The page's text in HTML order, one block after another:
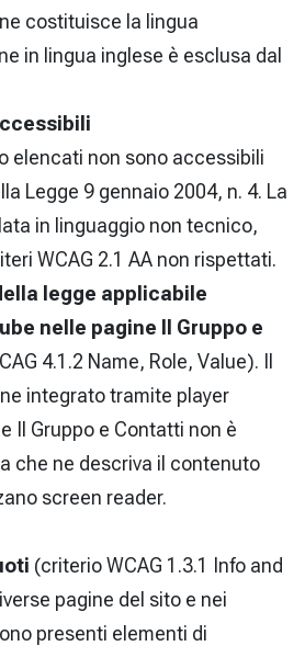
costituisce la lingua
in lingua inglese è esclusa dal
elencati non sono accessibili
Legge 9 gennaio 2004, n. 4. La
in linguaggio non tecnico,
WCAG 2.1 AA non rispettati.
legge applicabile
nelle pagine Il Gruppo e
4.1.2 Name, Role, Value). Il
integrato tramite player
Il Gruppo e Contatti non è
che ne descriva il contenuto
screen reader.
(criterio WCAG 1.3.1 Info and
pagine del sito e nei
presenti elementi di